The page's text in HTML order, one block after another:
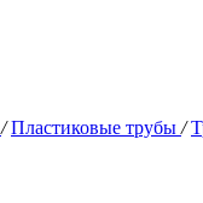
/ Пластиковые трубы /